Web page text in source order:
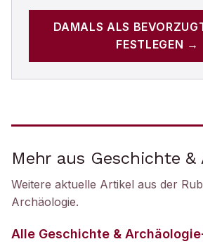
DAMALS ALS
FESTLEGEN →
Mehr aus Geschichte &
Weitere aktuelle Artikel aus der
Archäologie.
Alle Geschichte & Archäologie